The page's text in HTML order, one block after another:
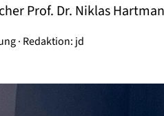
Prof. Dr. Niklas
· Redaktion: jd